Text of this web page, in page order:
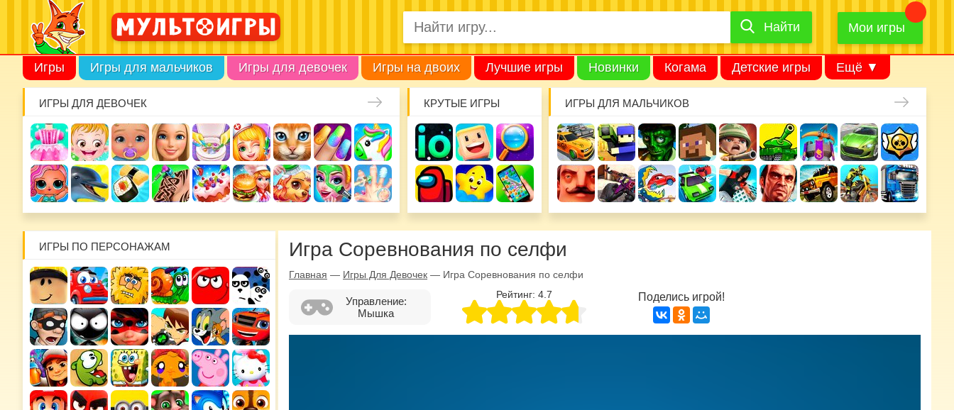
Найти
Найти Мои игры
Игры Игры для мальчиков Игры для девочек Игры на двоих Лучшие игры Новинки Когама Детские игры Ещё ▼
ИГРЫ ДЛЯ ДЕВОЧЕК КРУТЫЕ ИГРЫ ИГРЫ ДЛЯ МАЛЬЧИКОВ
ИГРЫ ПО ПЕРСОНАЖАМ Игра Соревнования по селфи
Главная — Игры Для Девочек — Игра Соревнования по селфи
Управление:
Мышка
Рейтинг: 4.7 Поделись игрой!